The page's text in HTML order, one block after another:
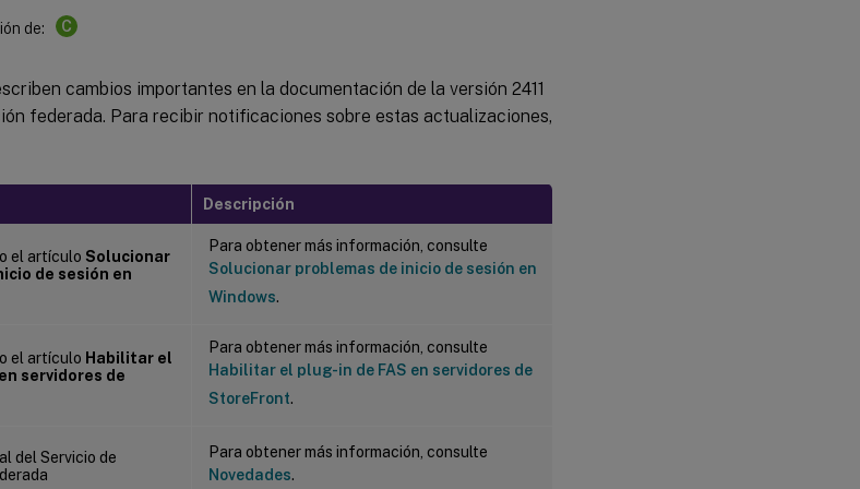
de: C
cambios importantes en la documentación de la versión 2411
federada. Para recibir notificaciones sobre estas actualizaciones,
Descripción
el artículo Solucionar
de sesión en
Para obtener más información, consulte
Solucionar problemas de inicio de sesión en
Windows.
el artículo Habilitar el
servidores de
Para obtener más información, consulte
Habilitar el plug-in de FAS en servidores de
StoreFront.
del Servicio de
Para obtener más información, consulte
Novedades.